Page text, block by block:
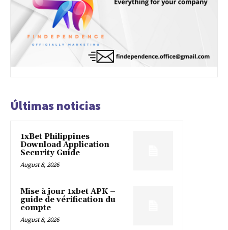
Últimas noticias
1xBet Philippines
Download Application
Security Guide
August 8, 2026
Mise à jour 1xbet APK –
guide de vérification du
compte
August 8, 2026